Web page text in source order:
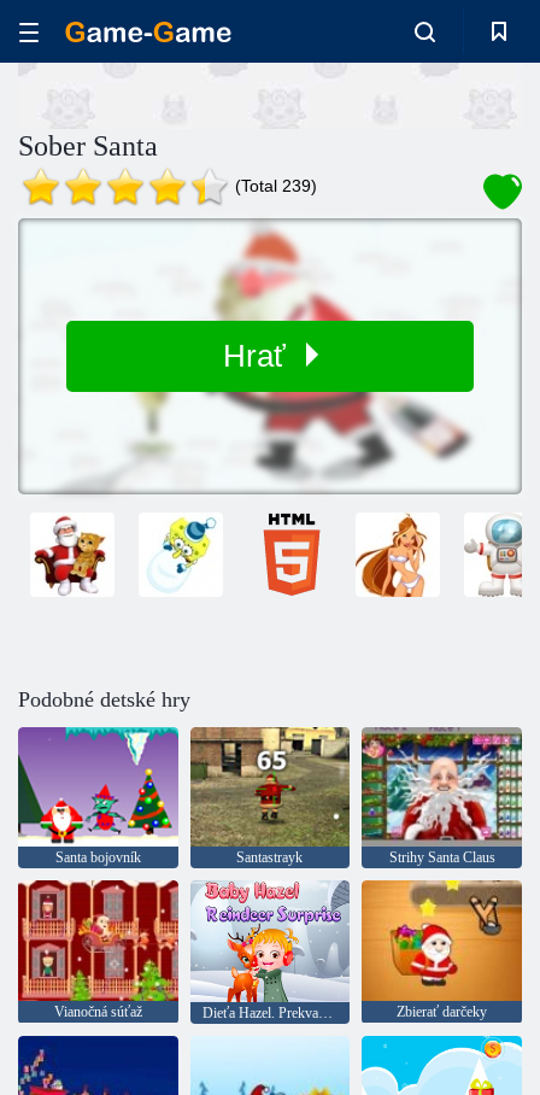
Sober Santa
(Total 239)
Hrať
Podobné detské hry
Santa bojovník Santastrayk Strihy Santa Claus
Vianočná súťaž Dieťa Hazel. Prekvapenie z jeleňa Zbierať darčeky